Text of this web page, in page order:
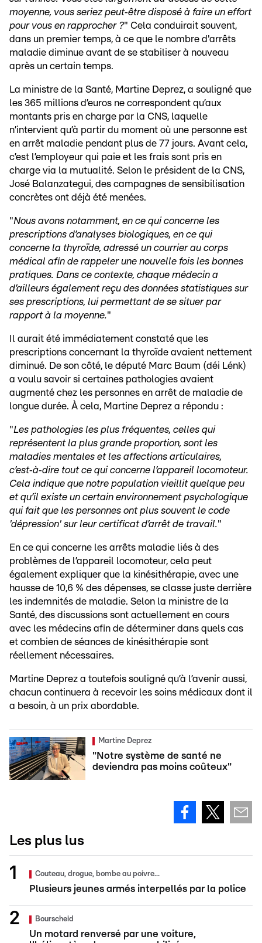
moyenne, vous seriez peut‑être disposé à faire un effort
pour vous en rapprocher ?" Cela conduirait souvent,
dans un premier temps, à ce que le nombre d'arrêts
maladie diminue avant de se stabiliser à nouveau
après un certain temps.
La ministre de la Santé, Martine Deprez, a souligné que
les 365 millions d’euros ne correspondent qu’aux
montants pris en charge par la CNS, laquelle
n’intervient qu’à partir du moment où une personne est
en arrêt maladie pendant plus de 77 jours. Avant cela,
c’est l’employeur qui paie et les frais sont pris en
charge via la mutualité. Selon le président de la CNS,
José Balanzategui, des campagnes de sensibilisation
concrètes ont déjà été menées.
"Nous avons notamment, en ce qui concerne les
prescriptions d’analyses biologiques, en ce qui
concerne la thyroïde, adressé un courrier au corps
médical afin de rappeler une nouvelle fois les bonnes
pratiques. Dans ce contexte, chaque médecin a
d’ailleurs également reçu des données statistiques sur
ses prescriptions, lui permettant de se situer par
rapport à la moyenne."
Il aurait été immédiatement constaté que les
prescriptions concernant la thyroïde avaient nettement
diminué. De son côté, le député Marc Baum (déi Lénk)
a voulu savoir si certaines pathologies avaient
augmenté chez les personnes en arrêt de maladie de
longue durée. À cela, Martine Deprez a répondu :
"Les pathologies les plus fréquentes, celles qui
représentent la plus grande proportion, sont les
maladies mentales et les affections articulaires,
c’est‑à‑dire tout ce qui concerne l’appareil locomoteur.
Cela indique que notre population vieillit quelque peu
et qu’il existe un certain environnement psychologique
qui fait que les personnes ont plus souvent le code
'dépression' sur leur certificat d’arrêt de travail."
En ce qui concerne les arrêts maladie liés à des
problèmes de l’appareil locomoteur, cela peut
également expliquer que la kinésithérapie, avec une
hausse de 10,6 % des dépenses, se classe juste derrière
les indemnités de maladie. Selon la ministre de la
Santé, des discussions sont actuellement en cours
avec les médecins afin de déterminer dans quels cas
et combien de séances de kinésithérapie sont
réellement nécessaires.
Martine Deprez a toutefois souligné qu’à l’avenir aussi,
chacun continuera à recevoir les soins médicaux dont il
a besoin, à un prix abordable.
Martine Deprez
"Notre système de santé ne
deviendra pas moins coûteux"
Les plus lus
Couteau, drogue, bombe au poivre...
Plusieurs jeunes armés interpellés par la police
Bourscheid
Un motard renversé par une voiture,